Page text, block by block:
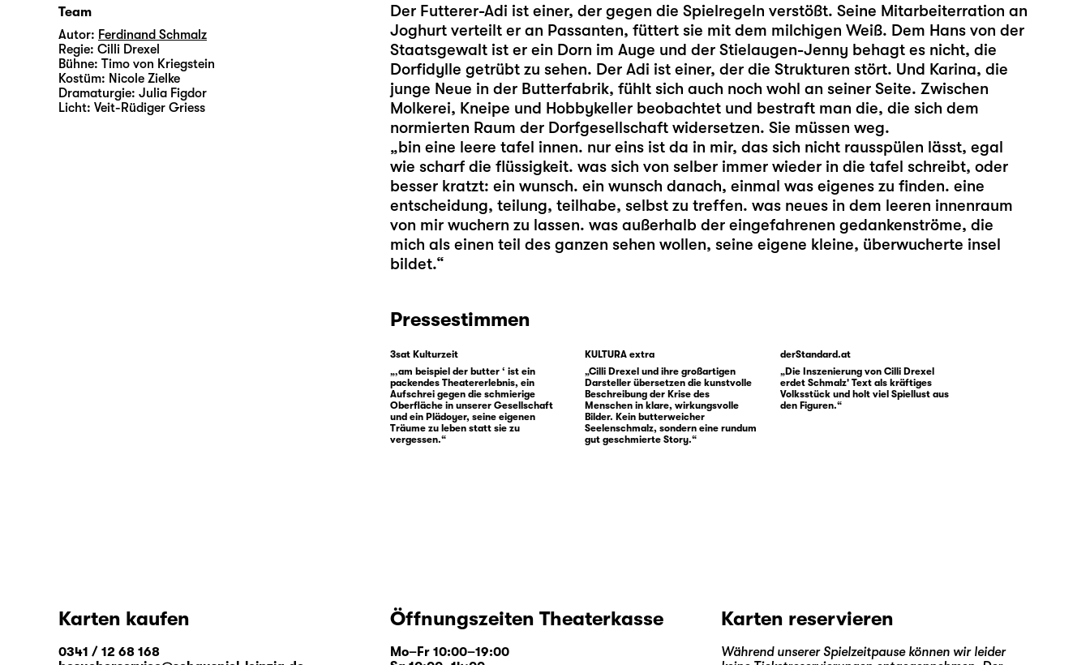
Der Futterer-Adi ist einer, der gegen die Spielregeln verstößt. Seine Mitarbeiterration an
Joghurt verteilt er an Passanten, füttert sie mit dem milchigen Weiß. Dem Hans von der
Staatsgewalt ist er ein Dorn im Auge und der Stielaugen-Jenny behagt es nicht, die
Dorfidylle getrübt zu sehen. Der Adi ist einer, der die Strukturen stört. Und Karina, die
junge Neue in der Butterfabrik, fühlt sich auch noch wohl an seiner Seite. Zwischen
Molkerei, Kneipe und Hobbykeller beobachtet und bestraft man die, die sich dem
normierten Raum der Dorfgesellschaft widersetzen. Sie müssen weg.
„bin eine leere tafel innen. nur eins ist da in mir, das sich nicht rausspülen lässt, egal
wie scharf die flüssigkeit. was sich von selber immer wieder in die tafel schreibt, oder
besser kratzt: ein wunsch. ein wunsch danach, einmal was eigenes zu finden. eine
entscheidung, teilung, teilhabe, selbst zu treffen. was neues in dem leeren innenraum
von mir wuchern zu lassen. was außerhalb der eingefahrenen gedankenströme, die
mich als einen teil des ganzen sehen wollen, seine eigene kleine, überwucherte insel
bildet.“
Pressestimmen
3sat Kulturzeit
„‚am beispiel der butter ‘ ist ein
packendes Theatererlebnis, ein
Aufschrei gegen die schmierige
Oberfläche in unserer Gesellschaft
und ein Plädoyer, seine eigenen
Träume zu leben statt sie zu
vergessen.“
KULTURA extra
„Cilli Drexel und ihre großartigen
Darsteller übersetzen die kunstvolle
Beschreibung der Krise des
Menschen in klare, wirkungsvolle
Bilder. Kein butterweicher
Seelenschmalz, sondern eine rundum
gut geschmierte Story.“
derStandard.at
„Die Inszenierung von Cilli Drexel
erdet Schmalz' Text als kräftiges
Volksstück und holt viel Spiellust aus
den Figuren.“
Team
Autor: Ferdinand Schmalz
Regie: Cilli Drexel
Bühne: Timo von Kriegstein
Kostüm: Nicole Zielke
Dramaturgie: Julia Figdor
Licht: Veit-Rüdiger Griess
Karten kaufen
0341 / 12 68 168
Öffnungszeiten Theaterkasse
Mo–Fr 10:00–19:00
Karten reservieren
Während unserer Spielzeitpause können wir leider